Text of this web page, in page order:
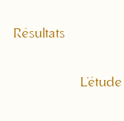
Résultats
L’étude